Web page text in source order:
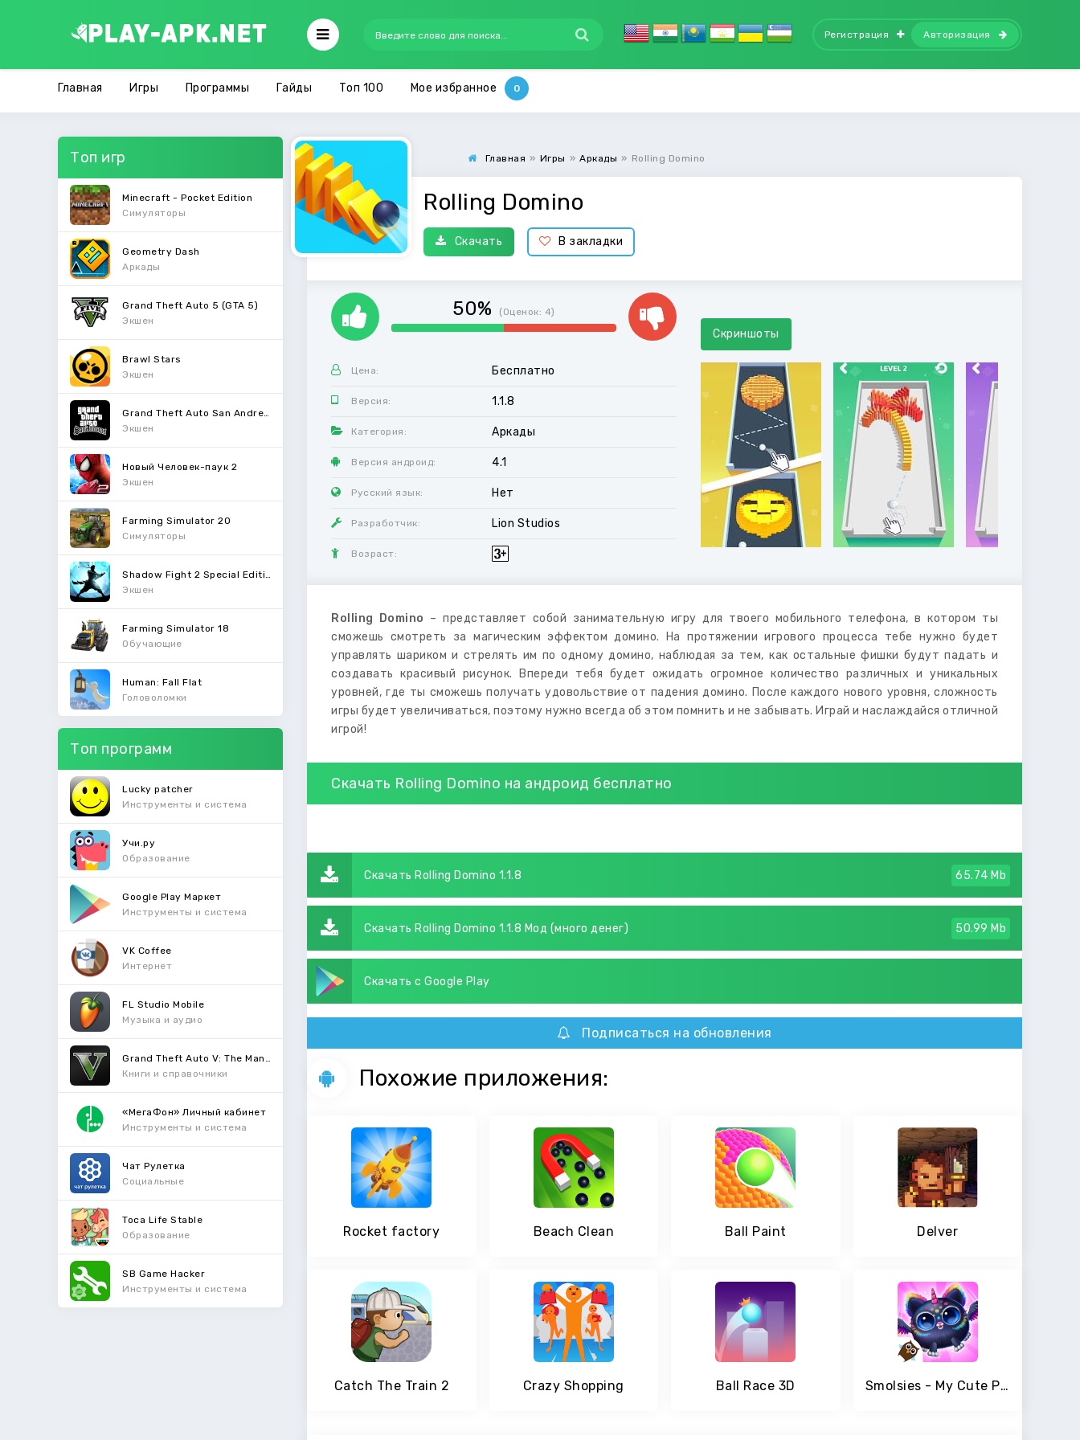
Регистрация Авторизация
Главная Игры Программы Гайды Топ 100 Мое избранное
Топ игр
Minecraft - Pocket Edition
Симуляторы
Geometry Dash
Аркады
Grand Theft Auto 5 (GTA 5)
Экшен
Brawl Stars
Экшен
Экшен
Новый Человек-паук 2
Экшен
Farming Simulator 20
Симуляторы
Экшен
Farming Simulator 18
Обучающие
Human: Fall Flat
Головоломки
Топ программ
Lucky patcher
Инструменты и система
Учи.ру
Образование
Google Play Маркет
Инструменты и система
VK Coffee
Интернет
FL Studio Mobile
Музыка и аудио
Книги и справочники
«МегаФон» Личный кабинет
Инструменты и система
Чат Рулетка
Социальные
Toca Life Stable
Образование
SB Game Hacker
Инструменты и система
Главная » Игры » Аркады » Rolling Domino
Rolling Domino
Скачать В закладки
50% (Оценок: 4)
Цена: Бесплатно
Версия: 1.1.8
Категория: Аркады
Версия андроид: 4.1
Русский язык: Нет
Разработчик: Lion Studios
Возраст:
Скриншоты
Rolling Domino – представляет собой занимательную игру для твоего мобильного телефона, в котором ты
сможешь смотреть за магическим эффектом домино. На протяжении игрового процесса тебе нужно будет
управлять шариком и стрелять им по одному домино, наблюдая за тем, как остальные фишки будут падать и
создавать красивый рисунок. Впереди тебя будет ожидать огромное количество различных и уникальных
уровней, где ты сможешь получать удовольствие от падения домино. После каждого нового уровня, сложность
игры будет увеличиваться, поэтому нужно всегда об этом помнить и не забывать. Играй и наслаждайся отличной
игрой!
Скачать Rolling Domino на андроид бесплатно
Скачать Rolling Domino 1.1.8 65.74 Mb
Скачать Rolling Domino 1.1.8 Мод (много денег) 50.99 Mb
Скачать с Google Play
Подписаться на обновления
Похожие приложения:
Rocket factory Beach Clean Ball Paint Delver
Catch The Train 2 Crazy Shopping Ball Race 3D Smolsies - My Cute Pet House